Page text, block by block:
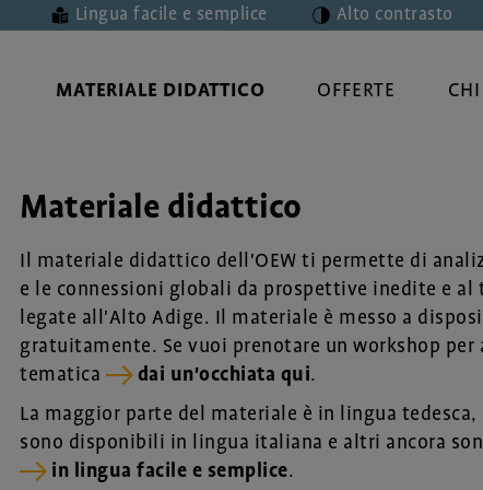
Lingua facile e semplice Alto contrasto
MATERIALE DIDATTICO OFFERTE
Materiale didattico
Il materiale didattico dell'OEW ti permette di
e le connessioni globali da prospettive inedite e al
legate all'Alto Adige. Il materiale è messo a
gratuitamente. Se vuoi prenotare un workshop per
tematica
dai un'occhiata qui.
La maggior parte del materiale è in lingua
sono disponibili in lingua italiana e altri ancora
in lingua facile e semplice.